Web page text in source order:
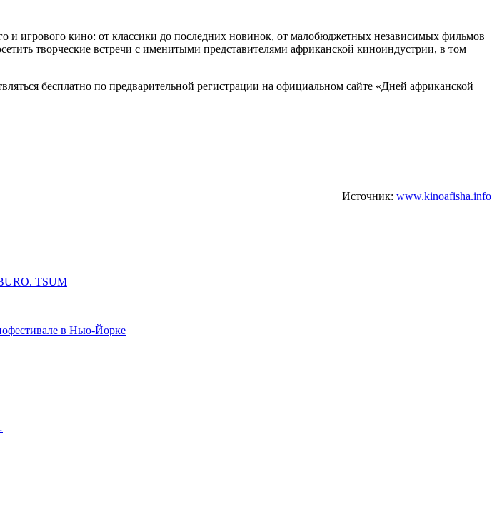
и игрового кино: от классики до последних новинок, от малобюджетных независимых фильмов
творческие встречи с именитыми представителями африканской киноиндустрии, в том
бесплатно по предварительной регистрации на официальном сайте «Дней африканской
Источник: www.kinoafisha.info
TSUM
в Нью-Йорке